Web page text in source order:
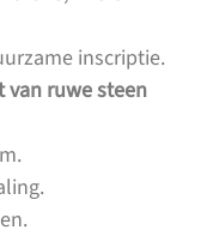
inscriptie.
van ruwe steen